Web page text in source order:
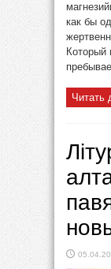
как бы
Который
Читать